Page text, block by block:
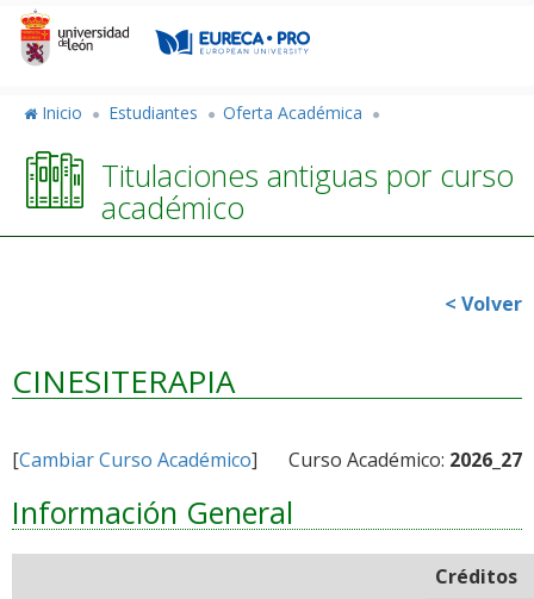
Pasar
contenido
Inicio
Estudiantes Oferta Académica
Titulaciones antiguas por curso
académico
< Volver
CINESITERAPIA
Curso Académico: 2026_27
[Cambiar Curso Académico]
Información General
Créditos